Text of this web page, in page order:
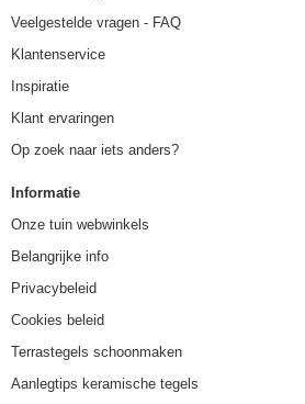
Veelgestelde vragen - FAQ
Klantenservice
Inspiratie
Klant ervaringen
Op zoek naar iets anders?
Informatie
Onze tuin webwinkels
Belangrijke info
Privacybeleid
Cookies beleid
Terrastegels schoonmaken
Aanlegtips keramische tegels